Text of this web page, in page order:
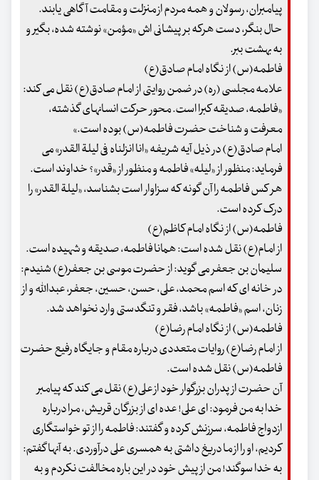
پیامبران، رسولان و همه مردم از منزلت و مقامت آگاهی یابند.
حال بنگر، دست هرکه بر پیشانی اش «مؤمن» نوشته شده، بگیر و
به بهشت ببر.
فاطمه(س) از نگاه امام صادق(ع)
علامه مجلسی (ره) در ضمن روایتی از امام صادق(ع) نقل می کند:
«فاطمه، صدیقه کبرا است. محور حرکت انسانهای گذشته،
معرفت و شناخت حضرت فاطمه(س) بوده است.»
امام صادق(ع) در ذیل آیه شریفه «انا انزلناه فی لیلة القدر» می
فرماید: منظور از «لیله» فاطمه و منظور از «قدر»؟ خداوند است.
هر کس فاطمه را آن گونه که سزاوار است بشناسد، «لیلة القدر» را
درک کرده است.
فاطمه(س) از نگاه امام کاظم(ع)
از امام(ع) نقل شده است: همانا فاطمه، صدیقه و شهیده است.
سلیمان بن جعفر می گوید: از حضرت موسی بن جعفر(ع) شنیدم:
در خانه ای که اسم محمد، علی، حسن، حسین، جعفر، عبدالله و از
زنان، اسم «فاطمه» باشد، فقر و تنگدستی وارد نخواهد شد.
فاطمه(س) از نگاه امام رضا(ع)
از امام رضا(ع) روایات متعددی درباره مقام و جایگاه رفیع حضرت
فاطمه(س) نقل شده است.
آن حضرت از پدران بزرگوار خود از علی(ع) نقل می کند که پیامبر
خدا به من فرمود: ای علی! عده ای از بزرگان قریش، مرا درباره
ازدواج فاطمه، سرزنش کرده و گفتند: فاطمه را از تو خواستگاری
کردیم، او را از ما دریغ داشتی به همسری علی درآوردی. به آنها گفتم:
به خدا سوگند! من از پیش خود در این باره مخالفت نکردم و به